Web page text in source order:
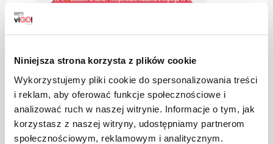
Niniejsza strona korzysta z plików cookie
Wykorzystujemy pliki cookie do spersonalizowania treści
i reklam, aby oferować funkcje społecznościowe i
analizować ruch w naszej witrynie. Informacje o tym, jak
korzystasz z naszej witryny, udostępniamy partnerom
społecznościowym, reklamowym i analitycznym.